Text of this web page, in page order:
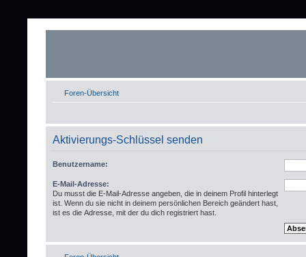
Foren-Übersicht
Aktivierungs-Schlüssel senden
Benutzername:
E-Mail-Adresse:
Du musst die E-Mail-Adresse angeben, die in deinem Profil hinterlegt
ist. Wenn du sie nicht in deinem persönlichen Bereich geändert hast,
ist es die Adresse, mit der du dich registriert hast.